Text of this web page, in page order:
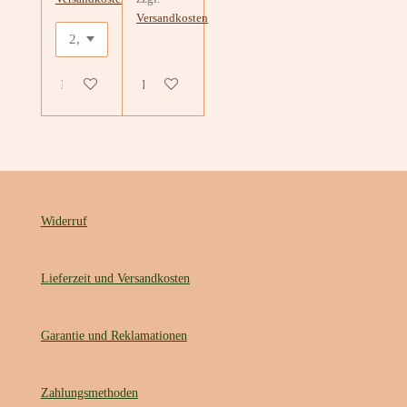
In den Warenkorb
Versandkosten
In den Warenkorb
Widerruf
Lieferzeit und Versandkosten
Garantie und Reklamationen
Zahlungsmethoden